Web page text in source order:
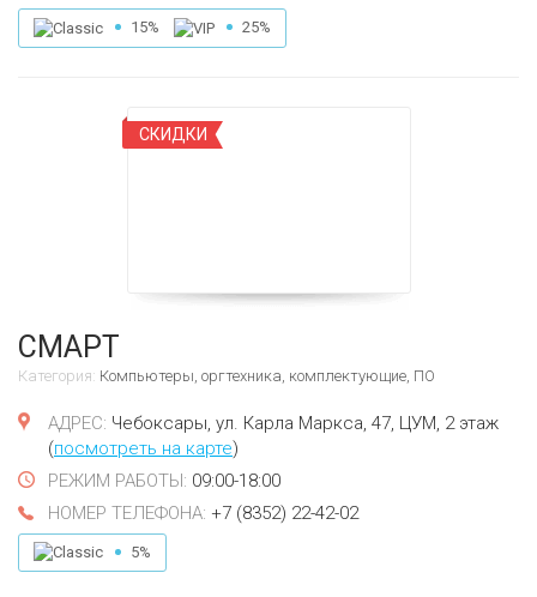
15% 25%
СКИДКИ
СМАРТ
Категория: Компьютеры, оргтехника, комплектующие, ПО
Чебоксары, ул. Карла Маркса, 47, ЦУМ, 2 этаж
(посмотреть на карте)
09:00-18:00
+7 (8352) 22-42-02
5%